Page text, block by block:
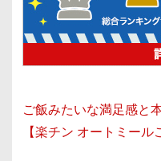
ご飯みたいな満足感と
【楽チン オートミール